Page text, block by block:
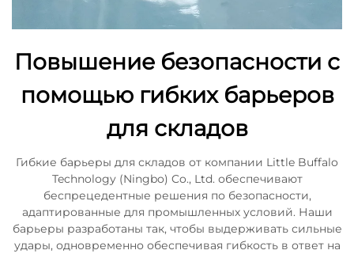
Повышение безопасности с
помощью гибких барьеров
для складов
Гибкие барьеры для складов от компании Little Buffalo
Technology (Ningbo) Co., Ltd. обеспечивают
беспрецедентные решения по безопасности,
адаптированные для промышленных условий. Наши
барьеры разработаны так, чтобы выдерживать сильные
удары, одновременно обеспечивая гибкость в ответ на